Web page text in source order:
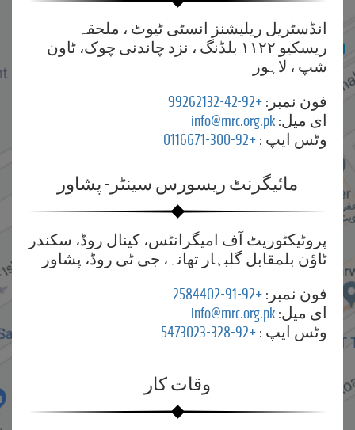
انڈسٹریل ریلیشنز انسٹی ٹیوٹ ، ملحقہ
ریسکیو ۱۱۲۲ بلڈنگ ، نزد چاندنی چوک، ٹاون
شپ ، لاہور
فون نمبر: +92-42-99262132
ای میل: info@mrc.org.pk
وٹس ایپ : +92-300-0116671
مائیگرنٹ ریسورس سینٹر- پشاور
پروٹیکٹوریٹ آف امیگرانٹس، کینال روڈ، سکندر
ٹاؤن بلمقابل گلبہار تھانہ، جی ٹی روڈ، پشاور
فون نمبر: +92-91-2584402
ای میل: info@mrc.org.pk
وٹس ایپ : +92-328-5473023
وقات کار